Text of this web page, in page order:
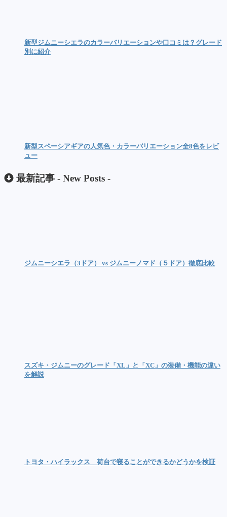
新型ジムニーシエラのカラーバリエーションや口コミは？グレード
別に紹介
新型スペーシアギアの人気色・カラーバリエーション全8色をレビ
ュー
最新記事 - New Posts -
ジムニーシエラ（3ドア） vs ジムニーノマド（５ドア）徹底比較
スズキ・ジムニーのグレード「XL」と「XC」の装備・機能の違い
を解説
トヨタ・ハイラックス 荷台で寝ることができるかどうかを検証